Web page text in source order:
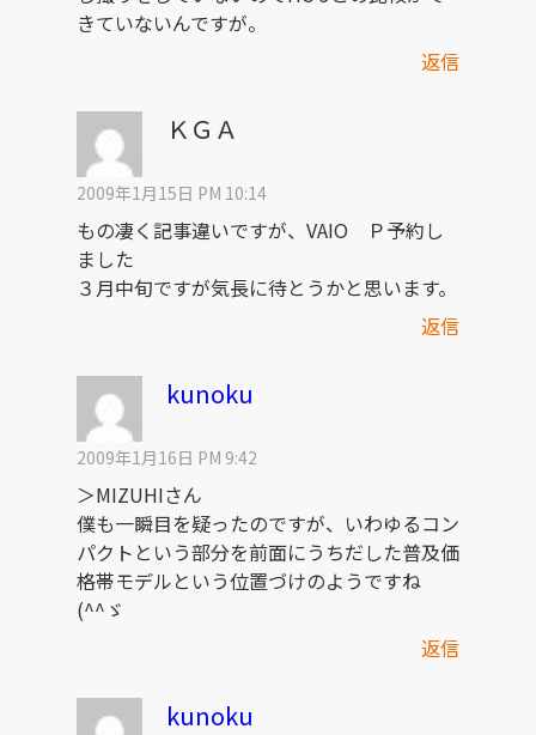
きていないんですが。
返信
ＫＧＡ
2009年1月15日 PM 10:14
もの凄く記事違いですが、VAIO Ｐ予約し
ました
３月中旬ですが気長に待とうかと思います。
返信
kunoku
2009年1月16日 PM 9:42
＞MIZUHIさん
僕も一瞬目を疑ったのですが、いわゆるコン
パクトという部分を前面にうちだした普及価
格帯モデルという位置づけのようですね
(^^ゞ
返信
kunoku